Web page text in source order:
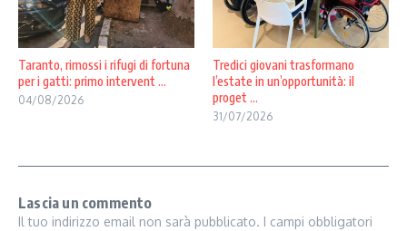
Taranto, rimossi i rifugi di fortuna
per i gatti: primo intervent ...
04/08/2026
Tredici giovani trasformano
l’estate in un’opportunità: il
proget ...
31/07/2026
Lascia un commento
Il tuo indirizzo email non sarà pubblicato. I campi obbligatori